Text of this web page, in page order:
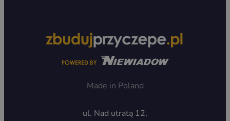
Made in Poland
ul. Nad utratą 12,